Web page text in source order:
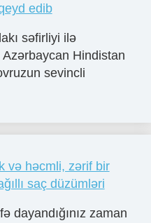
edib
səfirliyi ilə
Hindistan
sevincli
və həcmli, zərif bir
saç düzümləri
dayandığınız zaman